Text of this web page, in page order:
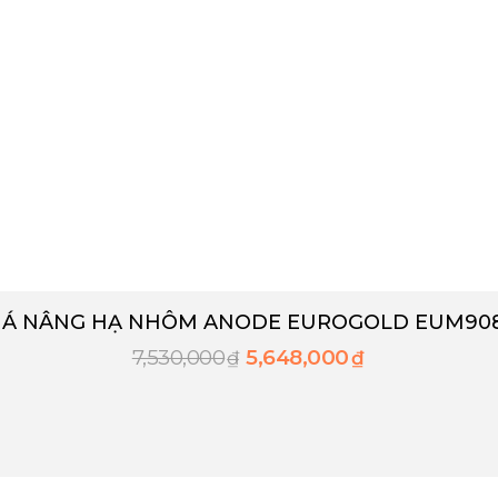
NÂNG HẠ NHÔM ANODE EUROGOLD
7,530,000₫ 5,648,000₫